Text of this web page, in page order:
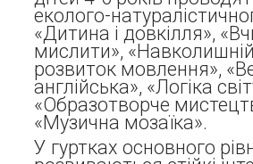
еколого-
«Дитина і довкілля»,
мислити», «Навколишній
розвиток мовлення»,
англійська», «Логіка
«Образотворче
«Музична мозаїка».
У гуртках основного